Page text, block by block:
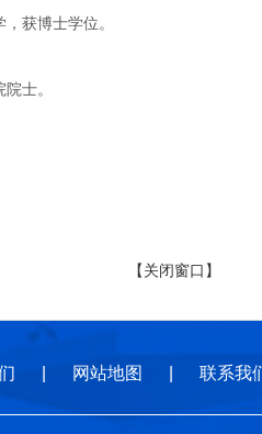
获博士学位。
士。
【关闭窗口】
网站地图 联系我